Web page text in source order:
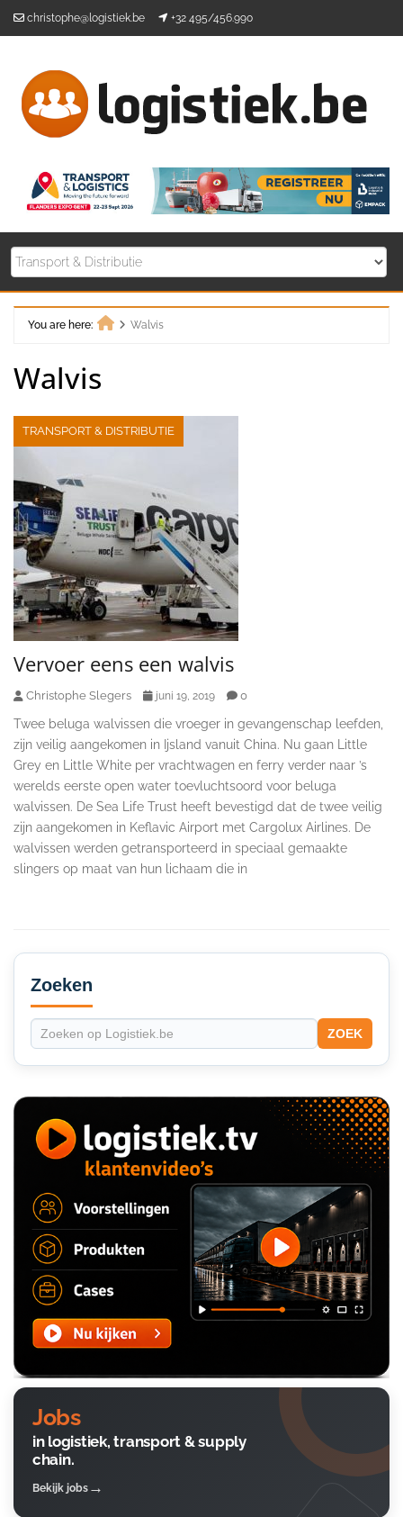
christophe@logistiek.be +32 495/456.990
You are here:
Walvis
Walvis
TRANSPORT & DISTRIBUTIE
Vervoer eens een walvis
Christophe Slegers juni 19, 2019 0
Twee beluga walvissen die vroeger in gevangenschap leefden,
zijn veilig aangekomen in Ijsland vanuit China. Nu gaan Little
Grey en Little White per vrachtwagen en ferry verder naar ’s
werelds eerste open water toevluchtsoord voor beluga
walvissen. De Sea Life Trust heeft bevestigd dat de twee veilig
zijn aangekomen in Keflavic Airport met Cargolux Airlines. De
walvissen werden getransporteerd in speciaal gemaakte
slingers op maat van hun lichaam die in
Secondary
Sidebar
Zoeken
ZOEK
Jobs
in logistiek, transport & supply
chain.
Bekijk jobs